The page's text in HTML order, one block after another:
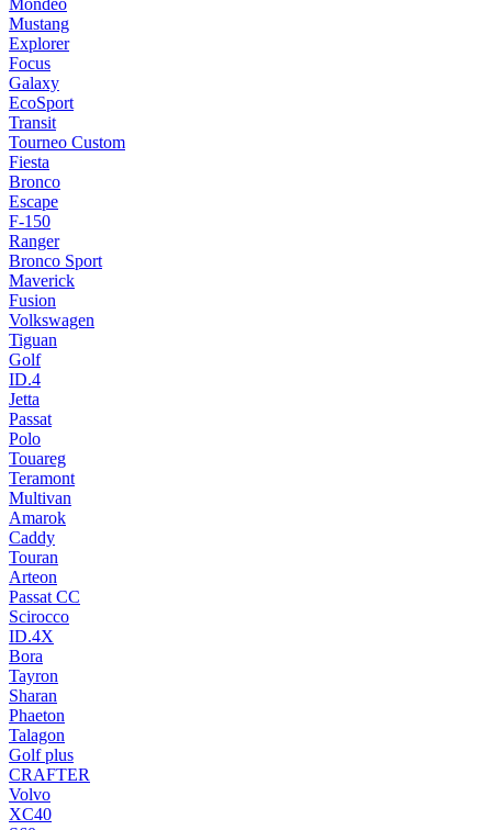
Mondeo
Mustang
Explorer
Focus
Galaxy
EcoSport
Transit
Tourneo Custom
Fiesta
Bronco
Escape
F-150
Ranger
Bronco Sport
Maverick
Fusion
Volkswagen
Tiguan
Golf
ID.4
Jetta
Passat
Polo
Touareg
Teramont
Multivan
Amarok
Caddy
Touran
Arteon
Passat CC
Scirocco
ID.4X
Bora
Tayron
Sharan
Phaeton
Talagon
Golf plus
CRAFTER
Volvo
XC40